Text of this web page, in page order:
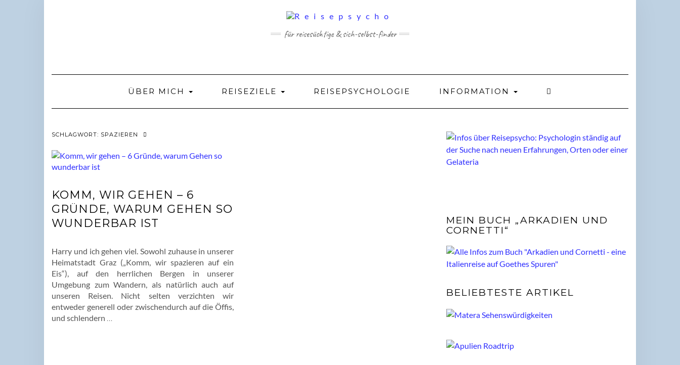
für reisesüchtige & sich-selbst-finder
ÜBER MICH REISEZIELE REISEPSYCHOLOGIE INFORMATION
SCHLAGWORT: SPAZIEREN
KOMM, WIR GEHEN – 6
GRÜNDE, WARUM GEHEN SO
WUNDERBAR IST
Harry und ich gehen viel. Sowohl zuhause in unserer
Heimatstadt Graz („Komm, wir spazieren auf ein
Eis“), auf den herrlichen Bergen in unserer
Umgebung zum Wandern, als natürlich auch auf
unseren Reisen. Nicht selten verzichten wir
entweder generell oder zwischendurch auf die Öffis,
und schlendern
MEIN BUCH „ARKADIEN UND
CORNETTI“
BELIEBTESTE ARTIKEL